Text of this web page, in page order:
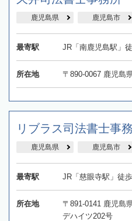
鹿児島県 鹿児島市
最寄駅 JR「南鹿児島駅」
所在地 〒890-0067 鹿児島
リブラス司法書士事
鹿児島県 鹿児島市
最寄駅 JR「慈眼寺駅」徒
所在地
〒891-0141 鹿児島
デハイツ202号